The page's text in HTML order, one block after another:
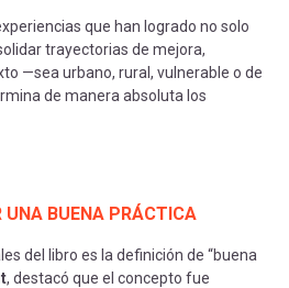
que han logrado no solo
trayectorias de mejora,
—sea urbano, rural, vulnerable o de
de manera absoluta los
UNA BUENA PRÁCTICA
del libro es la definición de “buena
, destacó que el concepto fue